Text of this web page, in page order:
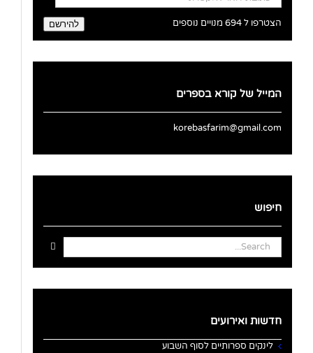
דואר
אלקטרוני
להירשם הצטרפו ל 694 מנויים נוספים
המייל של קורא בספרים
korebasfarim@gmail.com
חיפוש
Search
for:
חדשות ואירועים
לינקים ספרותיים לסוף השבוע